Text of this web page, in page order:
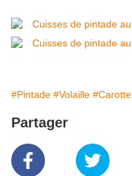
#Pintade #Volaille #Carotte
Partager